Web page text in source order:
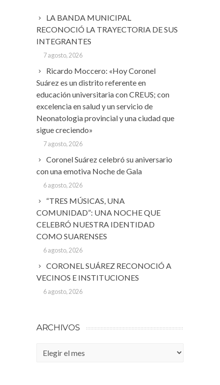
LA BANDA MUNICIPAL
RECONOCIÓ LA TRAYECTORIA DE SUS
INTEGRANTES
7 agosto, 2026
Ricardo Moccero: «Hoy Coronel
Suárez es un distrito referente en
educación universitaria con CREUS; con
excelencia en salud y un servicio de
Neonatologia provincial y una ciudad que
sigue creciendo»
7 agosto, 2026
Coronel Suárez celebró su aniversario
con una emotiva Noche de Gala
6 agosto, 2026
“TRES MÚSICAS, UNA
COMUNIDAD”: UNA NOCHE QUE
CELEBRÓ NUESTRA IDENTIDAD
COMO SUARENSES
6 agosto, 2026
CORONEL SUÁREZ RECONOCIÓ A
VECINOS E INSTITUCIONES
6 agosto, 2026
ARCHIVOS
Archivos